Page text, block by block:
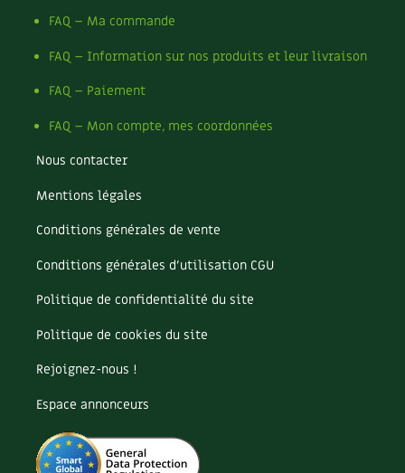
Santé et bien-être
Société et alternatives
Vivre l’écologie
Protéger la nature
Enfants
Actions pour la planète
Les 4 saisons
Archives
FAQ – Ma commande
FAQ – Information sur nos produits et leur livraison
FAQ – Paiement
FAQ – Mon compte, mes coordonnées
Nous contacter
Mentions légales
Conditions générales de vente
Conditions générales d’utilisation CGU
Politique de confidentialité du site
Politique de cookies du site
Rejoignez-nous !
Espace annonceurs